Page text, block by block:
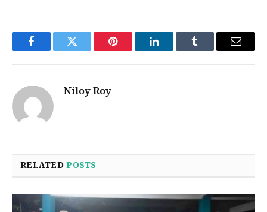
FacebookTwitter Pinterest LinkedInTumblr Email
Niloy Roy
RELATEDPOSTS